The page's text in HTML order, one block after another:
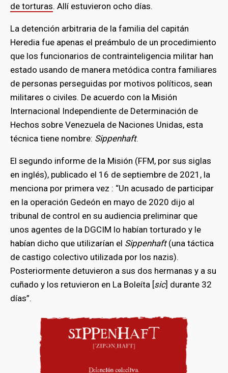
de torturas. Allí estuvieron ocho días.
La detención arbitraria de la familia del capitán
Heredia fue apenas el preámbulo de un procedimiento
que los funcionarios de contrainteligencia militar han
estado usando de manera metódica contra familiares
de personas perseguidas por motivos políticos, sean
militares o civiles. De acuerdo con la Misión
Internacional Independiente de Determinación de
Hechos sobre Venezuela de Naciones Unidas, esta
técnica tiene nombre: Sippenhaft.
El segundo informe de la Misión (FFM, por sus siglas
en inglés), publicado el 16 de septiembre de 2021, la
menciona por primera vez : “Un acusado de participar
en la operación Gedeón en mayo de 2020 dijo al
tribunal de control en su audiencia preliminar que
unos agentes de la DGCIM lo habían torturado y le
habían dicho que utilizarían el Sippenhaft(una táctica
de castigo colectivo utilizada por los nazis).
Posteriormente detuvieron a sus dos hermanas y a su
cuñado y los retuvieron en La Boleíta [sic] durante 32
días”.